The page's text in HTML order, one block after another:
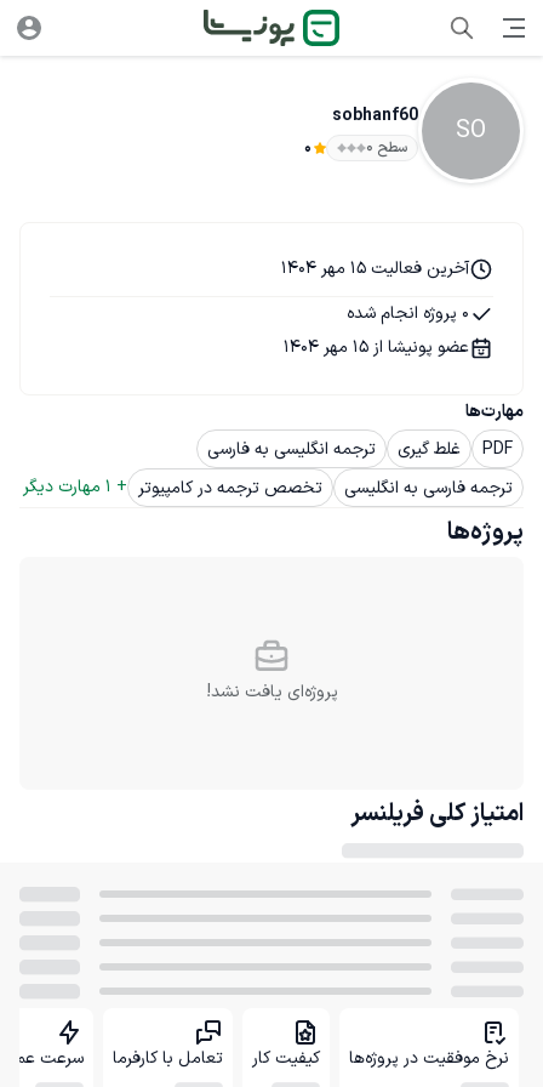
SO
sobhanf60
سطح ۰ 0
مهارت‌ها
PDF
غلط گیری
ترجمه انگلیسی به فارسی
ترجمه فارسی به انگلیسی
تخصص ترجمه در کامپیوتر +
1 مهارت دیگر
آخرین فعالیت 15 مهر 1404
0 پروژه انجام شده
عضو پونیشا از 15 مهر 1404
پروژه‌ها
پروژه‌ای یافت نشد!
امتیاز کلی فریلنسر
نرخ موفقیت در پروژه‌ها کیفیت کار تعامل با کارفرما سرعت عمل